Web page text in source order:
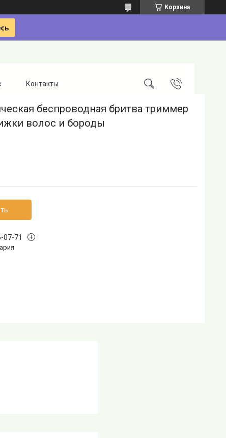
Корзина
Контакты
беспроводная бритва триммер
волос и бороды
07-71